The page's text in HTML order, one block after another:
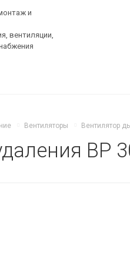
и
вентиляции,
Вентиляторы Вентилятор
ВР